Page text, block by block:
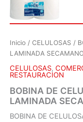
Inicio / CELULOSAS /
LAMINADA
CELULOSAS,
RESTAURACION
BOBINA DE
LAMINADA
BOBINA DE